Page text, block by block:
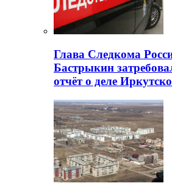
Глава Следкома
Бастрыкин
отчёт о деле